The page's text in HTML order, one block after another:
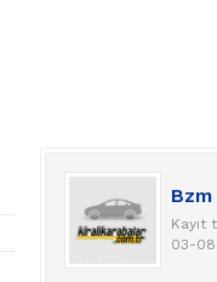
Kayıt
03-